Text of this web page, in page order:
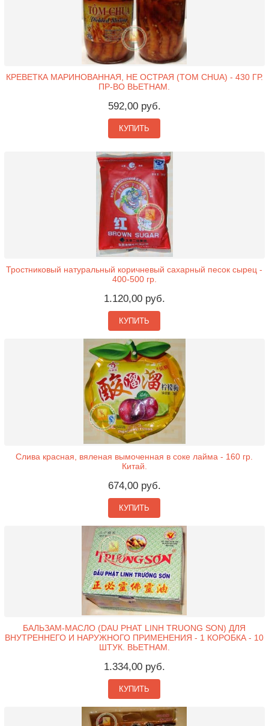
КРЕВЕТКА МАРИНОВАННАЯ, НЕ ОСТРАЯ (TOM CHUA) - 430 ГР.
ПР-ВО ВЬЕТНАМ.
592,00 руб.
КУПИТЬ
Тростниковый натуральный коричневый сахарный песок сырец -
400-500 гр.
1.120,00 руб.
КУПИТЬ
Слива красная, вяленая вымоченная в соке лайма - 160 гр.
Китай.
674,00 руб.
КУПИТЬ
БАЛЬЗАМ-МАСЛО (DAU PHAT LINH TRUONG SON) ДЛЯ
ВНУТРЕННЕГО И НАРУЖНОГО ПРИМЕНЕНИЯ - 1 КОРОБКА - 10
ШТУК. ВЬЕТНАМ.
1.334,00 руб.
КУПИТЬ